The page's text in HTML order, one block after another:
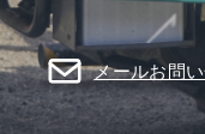
メールお問